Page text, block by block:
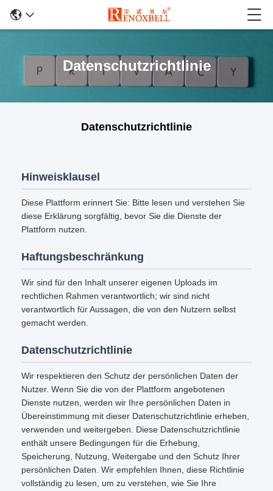
Datenschutzrichtlinie
Datenschutzrichtlinie
Hinweisklausel
Diese Plattform erinnert Sie: Bitte lesen und verstehen Sie
diese Erklärung sorgfältig, bevor Sie die Dienste der
Plattform nutzen.
Haftungsbeschränkung
Wir sind für den Inhalt unserer eigenen Uploads im
rechtlichen Rahmen verantwortlich; wir sind nicht
verantwortlich für Aussagen, die von den Nutzern selbst
gemacht werden.
Datenschutzrichtlinie
Wir respektieren den Schutz der persönlichen Daten der
Nutzer. Wenn Sie die von der Plattform angebotenen
Dienste nutzen, werden wir Ihre persönlichen Daten in
Übereinstimmung mit dieser Datenschutzrichtlinie erheben,
verwenden und weitergeben. Diese Datenschutzrichtlinie
enthält unsere Bedingungen für die Erhebung,
Speicherung, Nutzung, Weitergabe und den Schutz Ihrer
persönlichen Daten. Wir empfehlen Ihnen, diese Richtlinie
vollständig zu lesen, um zu verstehen, wie Sie Ihre